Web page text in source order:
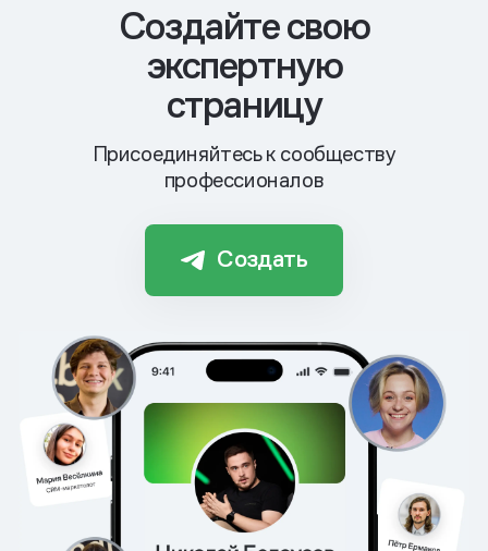
Cоздайте свою
экспертную
страницу
Присоединяйтесь к сообществу
профессионалов
Создать